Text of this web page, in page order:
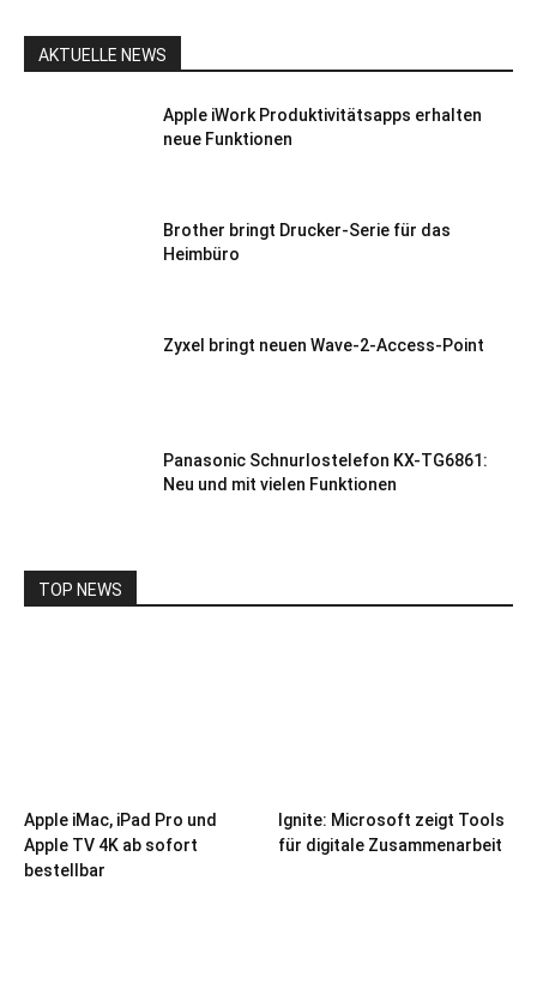
AKTUELLE NEWS
Apple iWork Produktivitätsapps erhalten
neue Funktionen
Brother bringt Drucker-Serie für das
Heimbüro
Zyxel bringt neuen Wave-2-Access-Point
Panasonic Schnurlostelefon KX-TG6861:
Neu und mit vielen Funktionen
TOP NEWS
Apple iMac, iPad Pro und
Apple TV 4K ab sofort
bestellbar
Ignite: Microsoft zeigt Tools
für digitale Zusammenarbeit